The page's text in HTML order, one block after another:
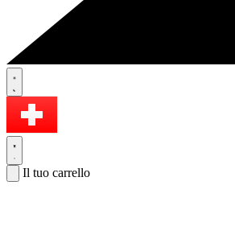
Il tuo carrello